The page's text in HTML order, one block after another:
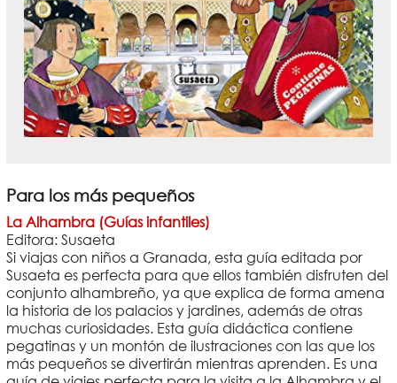
Para los más pequeños
La Alhambra (Guías infantiles)
Editora: Susaeta
Si viajas con niños a Granada, esta guía editada por
Susaeta es perfecta para que ellos también disfruten del
conjunto alhambreño, ya que explica de forma amena
la historia de los palacios y jardines, además de otras
muchas curiosidades. Esta guía didáctica contiene
pegatinas y un montón de ilustraciones con las que los
más pequeños se divertirán mientras aprenden. Es una